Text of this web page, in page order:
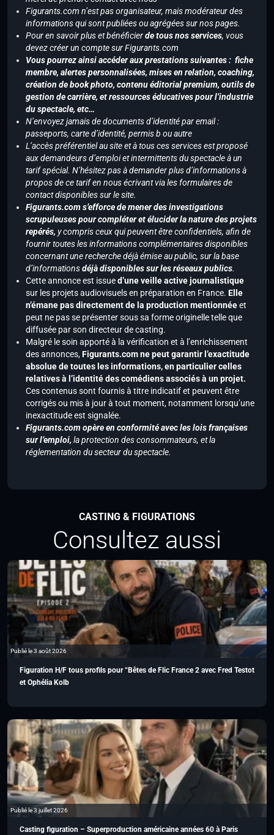
Figurants.com n’est pas organisateur, mais modérateur des
informations qui sont publiées ou agrégées sur nos pages.
Pour en savoir plus et bénéficierde tous nos services, vous
devez créer un compte sur Figurants.com
Vous pourrez ainsi accéder aux prestations suivantes : fiche
membre, alertes personnalisées, mises en relation, coaching,
création de book photo, contenu éditorial premium, outils de
gestion de carrière, et ressources éducatives pour l’industrie
du spectacle, etc…
N’envoyez jamais de documents d’identité par email :
passeports, carte d’identité, permis b ou autre
L’accès préférentiel au site et à tous ces services est proposé
aux demandeurs d’emploi et intermittents du spectacle à un
tarif spécial. N’hésitez pas à demander plus d’informations à
propos de ce tarif en nous écrivant via les formulaires de
contact disponibles sur le site.
Figurants.com s’efforce de mener des investigations
scrupuleuses pour compléter et élucider la nature des projets
repérés, y compris ceux qui peuvent être confidentiels, afin de
fournir toutes les informations complémentaires disponibles
concernant une recherche déjà émise au public, sur la base
d’informationsdéjà disponibles sur les réseaux publics.
Cette annonce est issued’une veille active journalistique
sur les projets audiovisuels en préparation en France. Elle
n’émane pas directement de la production mentionnéeet
peut ne pas se présenter sous sa forme originelle telle que
diffusée par son directeur de casting.
Malgré le soin apporté à la vérification et à l’enrichissement
des annonces,Figurants.com ne peut garantir l’exactitude
absolue de toutes les informations, en particulier celles
relatives à l’identité des comédiens associés à un projet.
Ces contenus sont fournis à titre indicatif et peuvent être
corrigés ou mis à jour à tout moment, notamment lorsqu’une
inexactitude est signalée.
Figurants.com opère en conformité avec les lois françaises
sur l’emploi, la protection des consommateurs, et la
réglementation du secteur du spectacle.
CASTING & FIGURATIONS
Consultez aussi
Publié le 3 août 2026
Figuration H/F tous profils pour “Bêtes de Flic France 2 avec Fred Testot
et Ophélia Kolb
Publié le 3 juillet 2026
Casting figuration – Superproduction américaine années 60 à Paris